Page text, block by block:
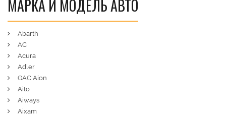
МАРКА И МОДЕЛЬ АВТО
Abarth
AC
Acura
Adler
GAC Aion
Aito
Aiways
Aixam